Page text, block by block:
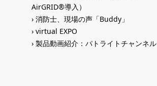
AirGRID®導入）
消防士、現場の声「Buddy」
virtual EXPO
製品動画紹介：パトライトチャンネル